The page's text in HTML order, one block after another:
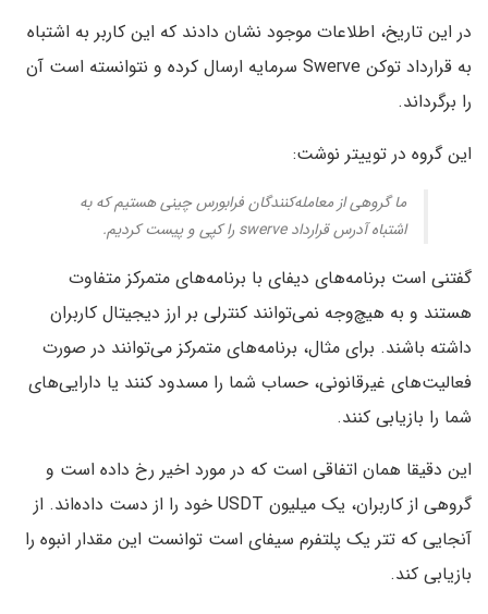
در این تاریخ، اطلاعات موجود نشان دادند که این کاربر به اشتباه
به قرارداد توکن Swerve سرمایه ارسال کرده و نتوانسته است آن
را برگرداند.
این گروه در توییتر نوشت:
ما گروهی از معامله‌کنندگان فرابورس چینی هستیم که به
اشتباه آدرس قرارداد swerve را کپی و پیست کردیم.
گفتنی است برنامه‌های دیفای با برنامه‌های متمرکز متفاوت
هستند و به هیچ‌وجه نمی‌توانند کنترلی بر ارز دیجیتال کاربران
داشته باشند. برای مثال، برنامه‌های متمرکز می‌توانند در صورت
فعالیت‌های غیرقانونی، حساب شما را مسدود کنند یا دارایی‌های
شما را بازیابی کنند.
این دقیقا همان اتفاقی است که در مورد اخیر رخ داده است و
گروهی از کاربران، یک میلیون USDT خود را از دست داده‌اند. از
آنجایی که تتر یک پلتفرم سیفای است توانست این مقدار انبوه را
بازیابی کند.